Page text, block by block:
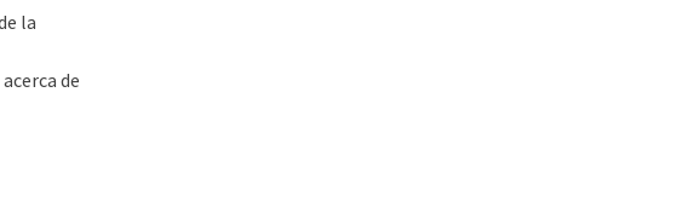
la
de